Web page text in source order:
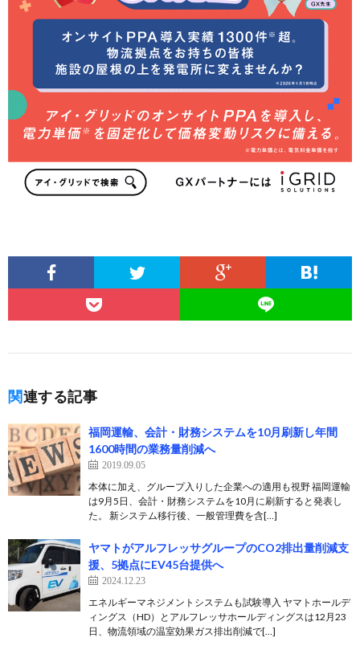
関連する記事
福岡運輸、会計・財務システムを10月刷新し年間
1600時間の業務量削減へ
2019.09.05
本体に加え、グループ入りした企業への適用も視野 福岡運輸
は9月5日、会計・財務システムを10月に刷新すると発表し
た。 新システム移行後、一般管理費を含[…]
ヤマトがアルフレッサグループのCO2排出量削減支
援、5拠点にEV45台提供へ
2024.12.23
エネルギーマネジメントシステムも試験導入 ヤマトホールデ
ィングス（HD）とアルフレッサホールディングスは12月23
日、物流領域の温室効果ガス排出削減で[…]